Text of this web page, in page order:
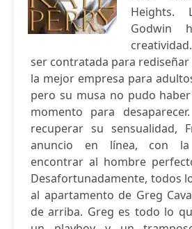
Heights.
Godwin
ser contratada para
la mejor empresa para
pero su musa no pudo
momento para
recuperar su sensualidad,
anuncio en línea, con la
encontrar al hombre
Desafortunadamente, todos
al apartamento de Greg
de arriba. Greg es todo lo